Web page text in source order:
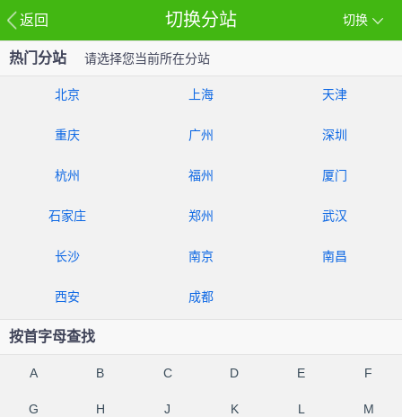
返回 切换
切换分站
热门分站 请选择您当前所在分站
北京 上海 天津
重庆 广州 深圳
杭州 福州 厦门
石家庄 郑州 武汉
长沙 南京 南昌
西安 成都
按首字母查找
A B C D E F
G H J K L M